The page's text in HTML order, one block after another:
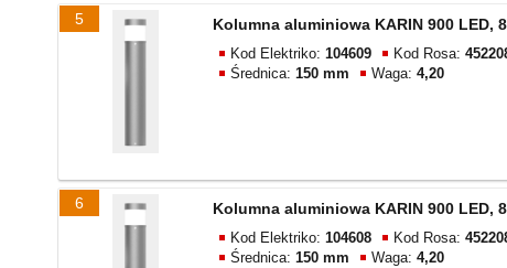
5 Kolumna aluminiowa KARIN 900 LED,
Kod Elektriko: 104609 Kod Rosa:
Średnica: 150 mm Waga: 4,20
6 Kolumna aluminiowa KARIN 900 LED,
Kod Elektriko: 104608 Kod Rosa:
Średnica: 150 mm Waga: 4,20